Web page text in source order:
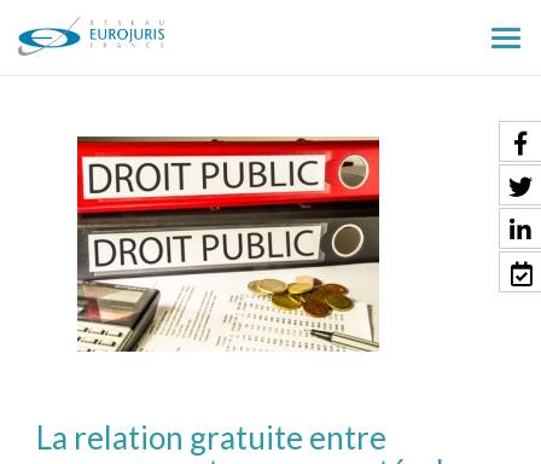
le
La relation gratuite entre